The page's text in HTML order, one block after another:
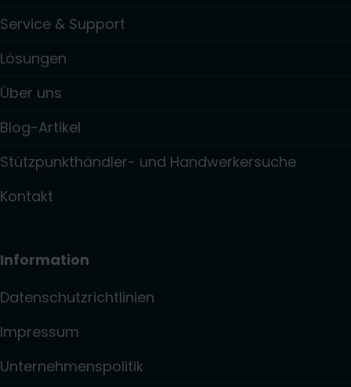
Service & Support
Lösungen
Über uns
Blog-Artikel
Stützpunkthändler- und Handwerkersuche
Kontakt
Information
Datenschutzrichtlinien
Impressum
Unternehmenspolitik